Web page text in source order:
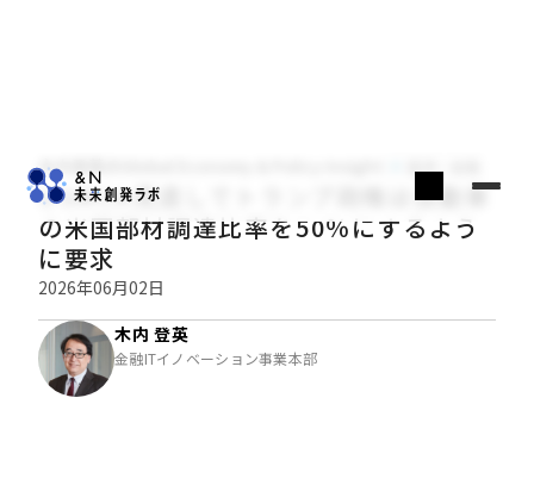
木内登英のGlobal Economy & Policy Insight
USMCA見直しでトランプ政権は自動車
の米国部材調達比率を50％にするよう
に要求
2026年06月02日
木内 登英
金融ITイノベーション事業本部